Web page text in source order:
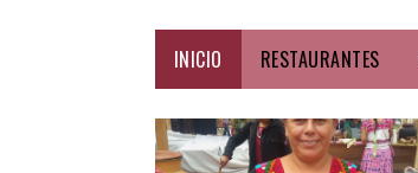
INICIO RESTAURANTES